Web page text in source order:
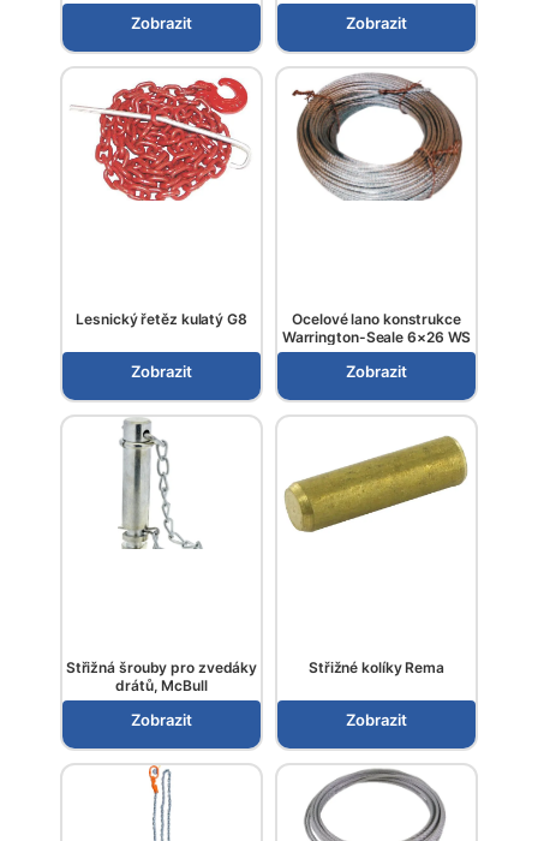
Zobrazit Zobrazit
Lesnický řetěz kulatý G8
Zobrazit
Ocelové lano konstrukce
Warrington-Seale 6×26 WS
Zobrazit
Střižná šrouby pro zvedáky
drátů, McBull
Zobrazit
Střižné kolíky Rema
Zobrazit